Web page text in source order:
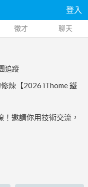
登入
徵才 聊天
追蹤
煉【2026 iThome 鐵
邀請你用技術交流，